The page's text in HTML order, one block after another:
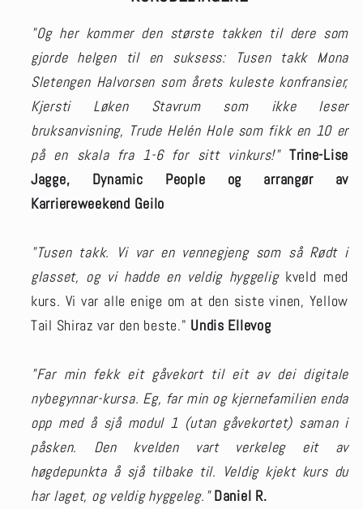
"Og her kommer den største takken til dere som
gjorde helgen til en suksess: Tusen takk Mona
Sletengen Halvorsen som årets kuleste konfransier,
Kjersti Løken Stavrum som ikke leser
bruksanvisning, Trude Helén Hole som fikk en 10 er
på en skala fra 1-6 for sitt vinkurs!" Trine-Lise
Jagge, Dynamic People og arrangør av
Karriereweekend Geilo
"Tusen takk. Vi var en vennegjeng som så Rødt i
glasset, og vi hadde en veldig hyggeligkveld med
kurs. Vi var alle enige om at den siste vinen, Yellow
Tail Shiraz var den beste." Undis Ellevog
"Far min fekk eit gåvekort til eit av dei digitale
nybegynnar-kursa. Eg, far min og kjernefamilien enda
opp med å sjå modul 1 (utan gåvekortet) saman i
påsken. Den kvelden vart verkeleg eit av
høgdepunkta å sjå tilbake til. Veldig kjekt kurs du
har laget, og veldig hyggeleg."Daniel R.